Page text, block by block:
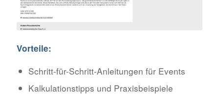
Vorteile:
Schritt-für-Schritt-Anleitungen für Events
Kalkulationstipps und Praxisbeispiele